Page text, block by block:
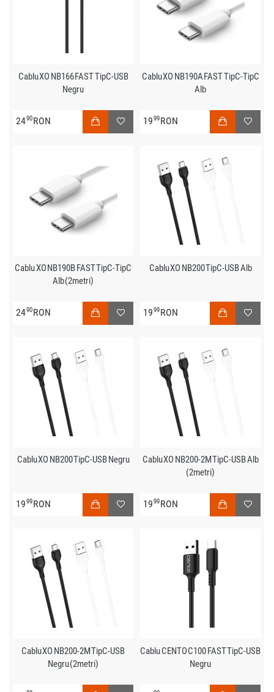
Cablu XO NB166 FAST TipC-USB
Negru
2490RON
Cablu XO NB190A FAST TipC-TipC
Alb
1999RON
Cablu XO NB190B FAST TipC-TipC
Alb (2metri)
2490RON
Cablu XO NB200 TipC-USB Alb
1999RON
Cablu XO NB200 TipC-USB Negru
1999RON
Cablu XO NB200-2M TipC-USB Alb
(2metri)
1999RON
Cablu XO NB200-2M TipC-USB
Negru (2metri)
Cablu CENTO C100 FAST TipC-USB
Negru